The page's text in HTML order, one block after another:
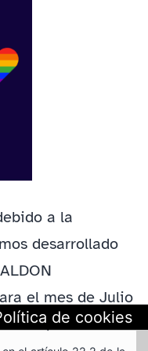
a la
desarrollado
el mes de Julio
para…
de cookies